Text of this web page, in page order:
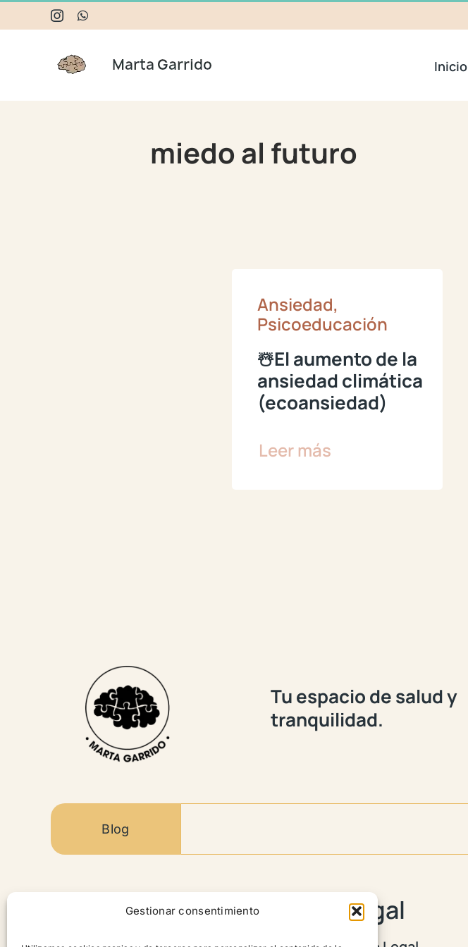
Gestionar consentimiento
to
InstagramWhatsApp
Inicio
miedo al futuro
Ansiedad,
Psicoeducación
☃️El aumento de la
ansiedad climática
(ecoansiedad)
Leer más
Tu espacio de salud y
tranquilidad.
Blog
Contenido Legal